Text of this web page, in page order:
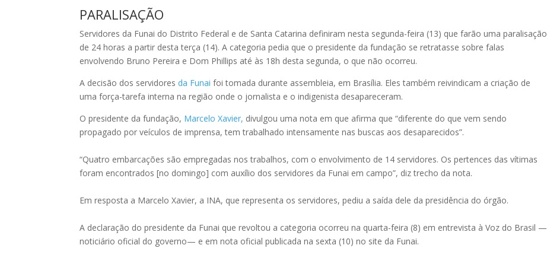
PARALISAÇÃO
Servidores da Funai do Distrito Federal e de Santa Catarina definiram nesta segunda-feira (13) que farão uma paralisação
de 24 horas a partir desta terça (14). A categoria pedia que o presidente da fundação se retratasse sobre falas
envolvendo Bruno Pereira e Dom Phillips até às 18h desta segunda, o que não ocorreu.
A decisão dos servidoresda Funai foi tomada durante assembleia, em Brasília. Eles também reivindicam a criação de
uma força-tarefa interna na região onde o jornalista e o indigenista desapareceram.
O presidente da fundação, Marcelo Xavier, divulgou uma nota em que afirma que “diferente do que vem sendo
propagado por veículos de imprensa, tem trabalhado intensamente nas buscas aos desaparecidos”.
“Quatro embarcações são empregadas nos trabalhos, com o envolvimento de 14 servidores. Os pertences das vítimas
foram encontrados [no domingo] com auxílio dos servidores da Funai em campo”, diz trecho da nota.
Em resposta a Marcelo Xavier, a INA, que representa os servidores, pediu a saída dele da presidência do órgão.
A declaração do presidente da Funai que revoltou a categoria ocorreu na quarta-feira (8) em entrevista à Voz do Brasil —
noticiário oficial do governo— e em nota oficial publicada na sexta (10) no site da Funai.